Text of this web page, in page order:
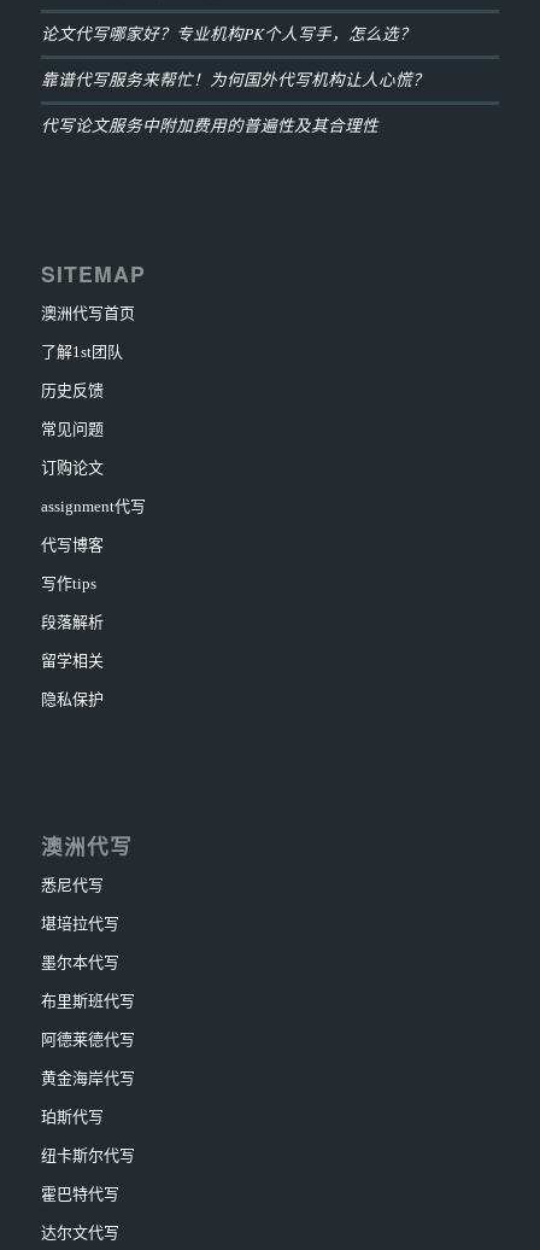
论文代写哪家好？专业机构PK个人写手，怎么选？
靠谱代写服务来帮忙！为何国外代写机构让人心慌？
代写论文服务中附加费用的普遍性及其合理性
SITEMAP
澳洲代写首页
了解1st团队
历史反馈
常见问题
订购论文
assignment代写
代写博客
写作tips
段落解析
留学相关
隐私保护
澳洲代写
悉尼代写
堪培拉代写
墨尔本代写
布里斯班代写
阿德莱德代写
黄金海岸代写
珀斯代写
纽卡斯尔代写
霍巴特代写
达尔文代写